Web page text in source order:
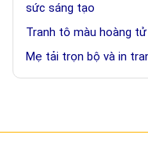
sức sáng tạo
Tranh tô màu hoàng
Mẹ tải trọn bộ và in